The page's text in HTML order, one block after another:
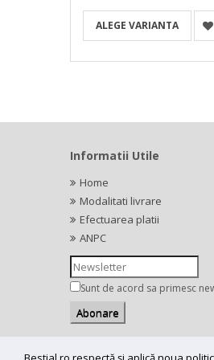
ALEGE VARIANTA
Informatii Utile
Home
Modalitati livrare
Efectuarea platii
ANPC
Sunt de acord sa primesc